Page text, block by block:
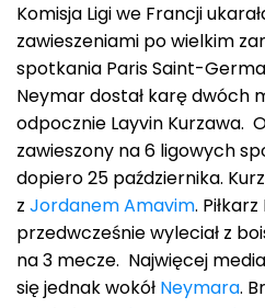
Komisja Ligi we Francji
zawieszeniami po wielkim
spotkania Paris Saint-
Neymar dostał karę dwóch
odpocznie Layvin Kurzawa.
zawieszony na 6 ligowych
dopiero 25 października.
z Jordanem Amavim.
przedwcześnie wyleciał z
na 3 mecze. Najwięcej
się jednak wokół Neymara.